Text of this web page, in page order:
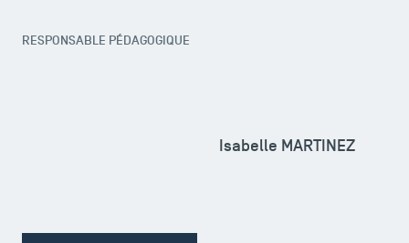
RESPONSABLE PÉDAGOGIQUE
Isabelle MARTINEZ